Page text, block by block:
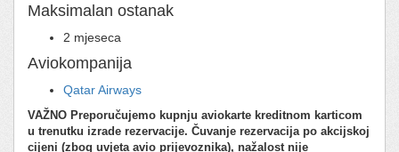
Maksimalan ostanak
2 mjeseca
Aviokompanija
Qatar Airways
VAŽNO Preporučujemo kupnju aviokarte kreditnom karticom
u trenutku izrade rezervacije. Čuvanje rezervacija po akcijskoj
cijeni (zbog uvjeta avio prijevoznika), nažalost nije